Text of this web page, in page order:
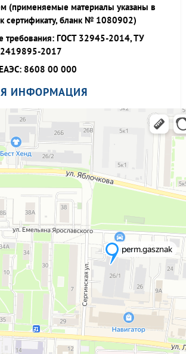
(применяемые материалы указаны в
сертификату, бланк № 1080902)
требования: ГОСТ 32945-2014, ТУ
2017
8608 00 000
ИНФОРМАЦИЯ